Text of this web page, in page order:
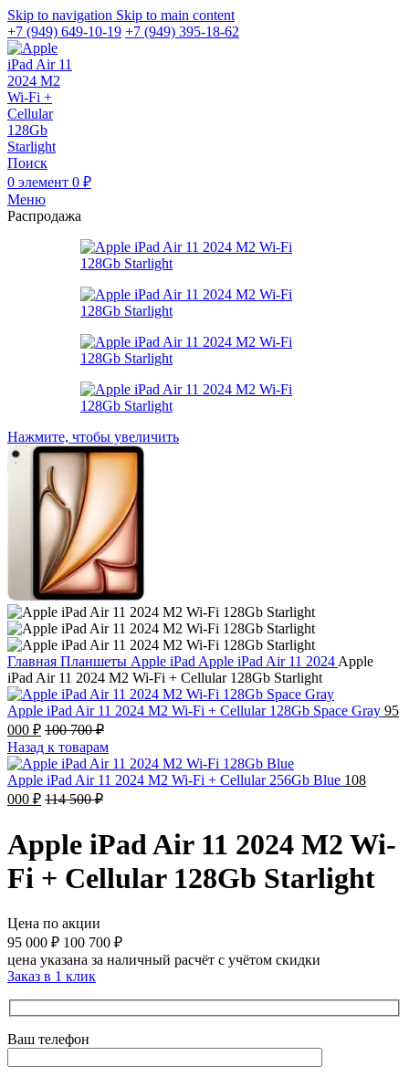
Skip to navigation Skip to main content
+7 (949) 649-10-19 +7 (949) 395-18-62
Поиск
0 элемент 0 ₽
Меню
Распродажа
Нажмите, чтобы увеличить
Главная Планшеты Apple iPad Apple iPad Air 11 2024 Apple
iPad Air 11 2024 M2 Wi-Fi + Cellular 128Gb Starlight
Apple iPad Air 11 2024 M2 Wi-Fi + Cellular 128Gb Space Gray 95
000 ₽ 100 700₽
Назад к товарам
Apple iPad Air 11 2024 M2 Wi-Fi + Cellular 256Gb Blue 108
000 ₽ 114 500₽
Apple iPad Air 11 2024 M2 Wi-
Fi + Cellular 128Gb Starlight
Цена по акции
95 000 ₽ 100 700 ₽
цена указана за наличный расчёт с учётом скидки
Заказ в 1 клик
Ваш телефон